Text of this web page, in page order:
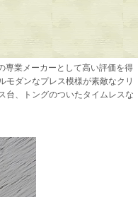
専業メーカーとして高い評価を得
モダンなプレス模様が素敵なクリ
台、トングのついたタイムレスな